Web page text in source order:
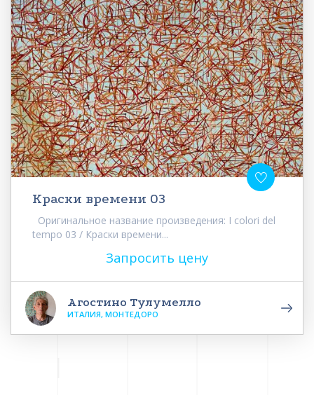
Краски времени 03
Оригинальное название произведения: I colori del
tempo 03 / Краски времени...
Запросить цену
Агостино Тулумелло
ИТАЛИЯ, МОНТЕДОРО